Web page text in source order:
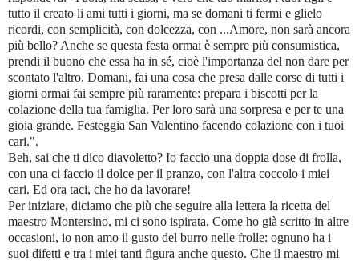
tutto il creato li ami tutti i giorni, ma se domani ti fermi e glielo
ricordi, con semplicità, con dolcezza, con ...Amore, non sarà ancora
più bello? Anche se questa festa ormai è sempre più consumistica,
prendi il buono che essa ha in sé, cioè l'importanza del non dare per
scontato l'altro. Domani, fai una cosa che presa dalle corse di tutti i
giorni ormai fai sempre più raramente: prepara i biscotti per la
colazione della tua famiglia. Per loro sarà una sorpresa e per te una
gioia grande. Festeggia San Valentino facendo colazione con i tuoi
cari.".
Beh, sai che ti dico diavoletto? Io faccio una doppia dose di frolla,
con una ci faccio il dolce per il pranzo, con l'altra coccolo i miei
cari. Ed ora taci, che ho da lavorare!
Per iniziare, diciamo che più che seguire alla lettera la ricetta del
maestro Montersino, mi ci sono ispirata. Come ho già scritto in altre
occasioni, io non amo il gusto del burro nelle frolle: ognuno ha i
suoi difetti e tra i miei tanti figura anche questo. Che il maestro mi